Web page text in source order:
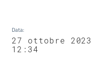
Data:
27 ottobre 2023
12:34